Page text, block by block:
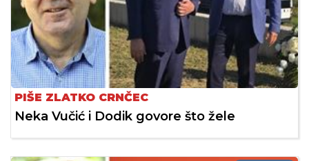
PIŠE ZLATKO CRNČEC
Neka Vučić i Dodik govore što žele